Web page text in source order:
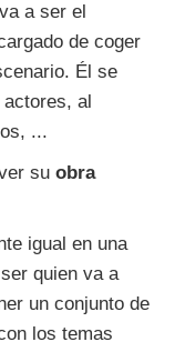
a ser el
de coger
Él se
al
...
su obra
igual en una
quien va a
un conjunto de
los temas